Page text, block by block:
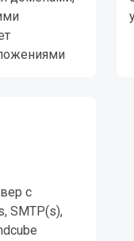
с
SMTP(s),